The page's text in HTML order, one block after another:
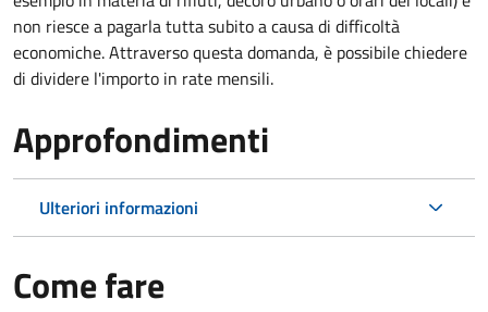
non riesce a pagarla tutta subito a causa di difficoltà
economiche. Attraverso questa domanda, è possibile chiedere
di dividere l'importo in rate mensili.
Approfondimenti
Ulteriori informazioni
Come fare